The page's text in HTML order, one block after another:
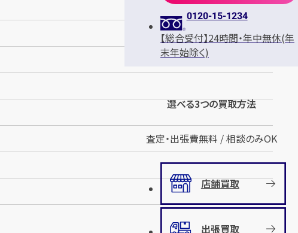
0120-15-1234
【総合受付】24時間・年中無休(年
末年始除く)
選べる3つの買取方法
査定・出張費無料 / 相談のみOK
店舗買取
出張買取